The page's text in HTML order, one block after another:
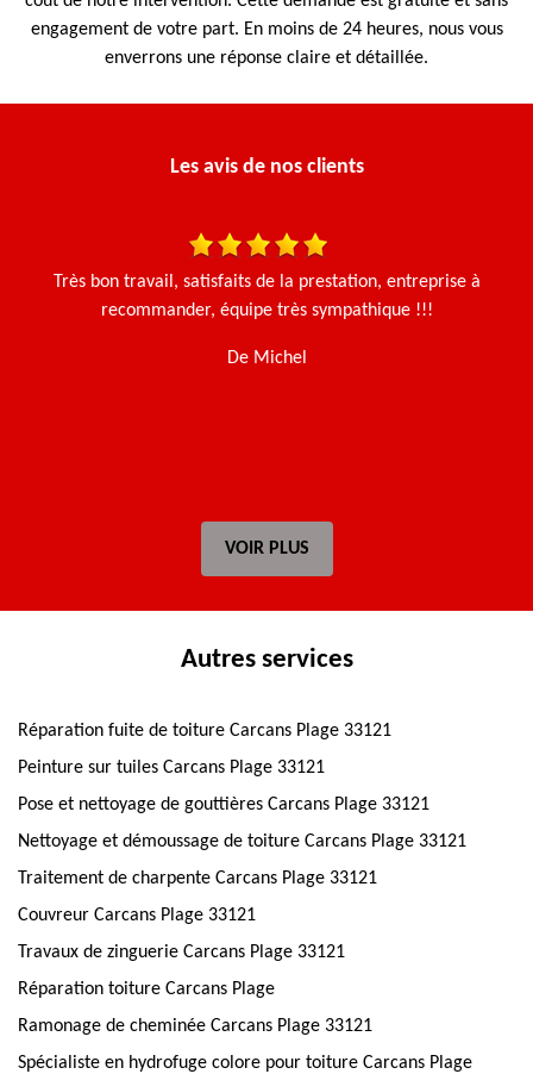
engagement de votre part. En moins de 24 heures, nous vous
enverrons une réponse claire et détaillée.
Les avis de nos clients
Très bon travail, satisfaits de la prestation, entreprise à
recommander, équipe très sympathique !!!
De Michel
VOIR PLUS
Autres services
Réparation fuite de toiture Carcans Plage 33121
Peinture sur tuiles Carcans Plage 33121
Pose et nettoyage de gouttières Carcans Plage 33121
Nettoyage et démoussage de toiture Carcans Plage 33121
Traitement de charpente Carcans Plage 33121
Couvreur Carcans Plage 33121
Travaux de zinguerie Carcans Plage 33121
Réparation toiture Carcans Plage
Ramonage de cheminée Carcans Plage 33121
Spécialiste en hydrofuge colore pour toiture Carcans Plage